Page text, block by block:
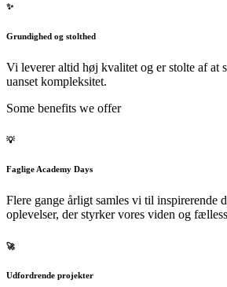
✨
Grundighed og stolthed
Vi leverer altid høj kvalitet og er stolte af at
uanset kompleksitet.
Some benefits we offer
💡
Faglige Academy Days
Flere gange årligt samles vi til inspirerende
oplevelser, der styrker vores viden og
🚀
Udfordrende projekter